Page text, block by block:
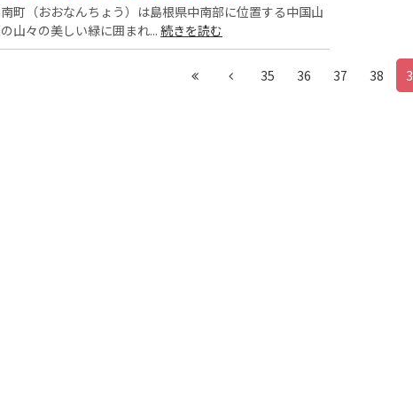
町（おおなんちょう）は島根県中南部に位置する中国山
山々の美しい緑に囲まれ...続きを読む
35 36 37 38